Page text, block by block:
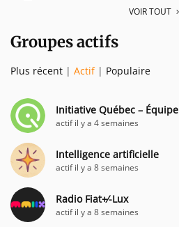
VOIR TOUT
Groupes actifs
Plus récent | Actif | Populaire
Initiative Québec – Équipe
actif il y a 4 semaines
Intelligence artificielle
actif il y a 8 semaines
Radio Fiat+⁄-Lux
actif il y a 8 semaines